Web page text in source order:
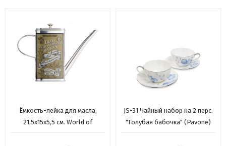
Ёмкость-лейка для масла,
21,5x15x5,5 см. World of
JS-31 Чайный набор на 2 перс.
"Голубая бабочка" (Pavone)